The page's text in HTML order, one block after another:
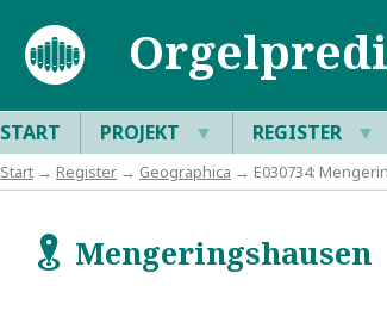
START PROJEKT ▼ REGISTER ▼
Start → Register → Geographica → E030734:
fMengeringshausen